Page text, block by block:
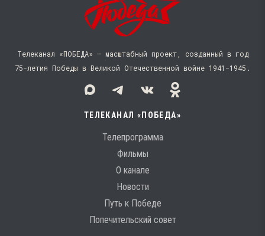
Телеканал «ПОБЕДА» — масштабный проект, созданный в год
75-летия Победы в Великой Отечественной войне 1941−1945.
ТЕЛЕКАНАЛ «ПОБЕДА»
Телепрограмма
Фильмы
О канале
Новости
Путь к Победе
Попечительский совет